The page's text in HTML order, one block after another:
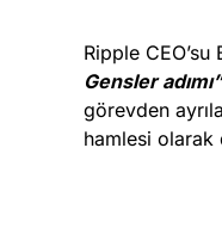
Ripple
Gensler
görevden
hamlesi olarak